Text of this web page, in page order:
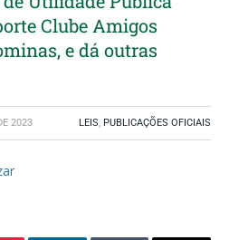
Clube Amigos
e dá outras
2023 LEIS, PUBLICAÇÕES OFICIAIS